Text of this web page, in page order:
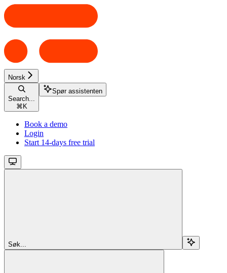
Norsk
Search...
⌘ K
Spør assistenten
Book a demo
Login
Start 14-days free trial
Søk...